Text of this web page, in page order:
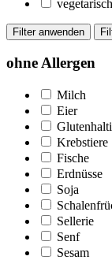
vegetarisch
ohne Allergen
Milch
Eier
Krebstiere
Fische
Erdnüsse
Soja
Sellerie
Senf
Sesam